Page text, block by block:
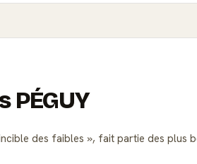
PÉGUY
des faibles , fait partie des plus